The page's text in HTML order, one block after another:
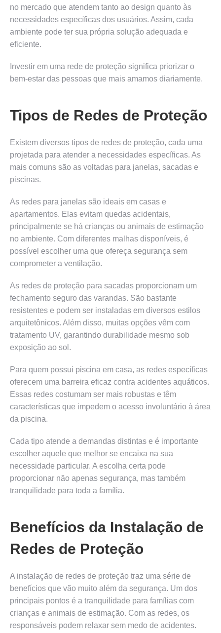
no mercado que atendem tanto ao design quanto às
necessidades específicas dos usuários. Assim, cada
ambiente pode ter sua própria solução adequada e
eficiente.
Investir em uma rede de proteção significa priorizar o
bem-estar das pessoas que mais amamos diariamente.
Tipos de Redes de Proteção
Existem diversos tipos de redes de proteção, cada uma
projetada para atender a necessidades específicas. As
mais comuns são as voltadas para janelas, sacadas e
piscinas.
As redes para janelas são ideais em casas e
apartamentos. Elas evitam quedas acidentais,
principalmente se há crianças ou animais de estimação
no ambiente. Com diferentes malhas disponíveis, é
possível escolher uma que ofereça segurança sem
comprometer a ventilação.
As redes de proteção para sacadas proporcionam um
fechamento seguro das varandas. São bastante
resistentes e podem ser instaladas em diversos estilos
arquitetônicos. Além disso, muitas opções vêm com
tratamento UV, garantindo durabilidade mesmo sob
exposição ao sol.
Para quem possui piscina em casa, as redes específicas
oferecem uma barreira eficaz contra acidentes aquáticos.
Essas redes costumam ser mais robustas e têm
características que impedem o acesso involuntário à área
da piscina.
Cada tipo atende a demandas distintas e é importante
escolher aquele que melhor se encaixa na sua
necessidade particular. A escolha certa pode
proporcionar não apenas segurança, mas também
tranquilidade para toda a família.
Benefícios da Instalação de
Redes de Proteção
A instalação de redes de proteção traz uma série de
benefícios que vão muito além da segurança. Um dos
principais pontos é a tranquilidade para famílias com
crianças e animais de estimação. Com as redes, os
responsáveis podem relaxar sem medo de acidentes.